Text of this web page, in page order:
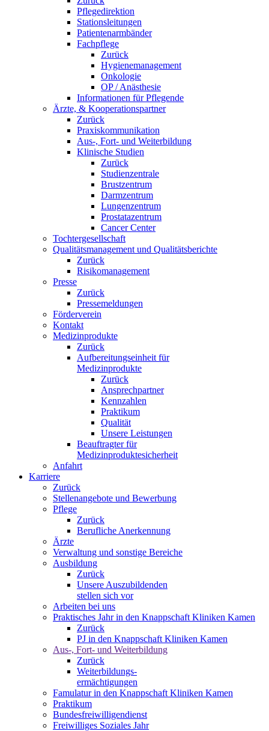
Pflegedirektion
Stationsleitungen
Patientenarmbänder
Fachpflege
Zurück
Hygienemanagement
Onkologie
OP / Anästhesie
Informationen für Pflegende
Ärzte, & Kooperationspartner
Zurück
Praxiskommunikation
Aus-, Fort- und Weiterbildung
Klinische Studien
Zurück
Studienzentrale
Brustzentrum
Darmzentrum
Lungenzentrum
Prostatazentrum
Cancer Center
Tochtergesellschaft
Qualitätsmanagement und Qualitätsberichte
Zurück
Risikomanagement
Presse
Zurück
Pressemeldungen
Förderverein
Kontakt
Medizinprodukte
Zurück
Aufbereitungseinheit für
Medizinprodukte
Zurück
Ansprechpartner
Kennzahlen
Praktikum
Qualität
Unsere Leistungen
Beauftragter für
Medizinproduktesicherheit
Anfahrt
Karriere
Zurück
Stellenangebote und Bewerbung
Pflege
Zurück
Berufliche Anerkennung
Ärzte
Verwaltung und sonstige Bereiche
Ausbildung
Zurück
Unsere Auszubildenden
stellen sich vor
Arbeiten bei uns
Praktisches Jahr in den Knappschaft Kliniken Kamen
Zurück
PJ in den Knappschaft Kliniken Kamen
Aus-, Fort- und Weiterbildung
Zurück
Weiterbildungs-
ermächtigungen
Famulatur in den Knappschaft Kliniken Kamen
Praktikum
Bundesfreiwilligendienst
Freiwilliges Soziales Jahr